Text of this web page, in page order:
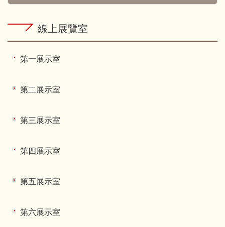
線上展覽室
第一展示室
第二展示室
第三展示室
第四展示室
第五展示室
第六展示室